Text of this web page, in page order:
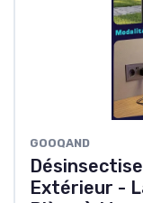
GOOQAND
Extérieur -